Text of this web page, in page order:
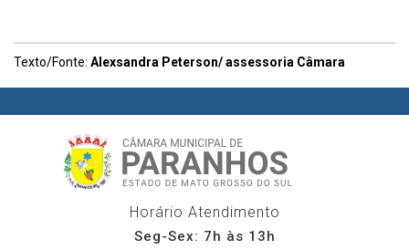
Texto/Fonte: Alexsandra Peterson/ assessoria Câmara
Horário Atendimento
Seg-Sex: 7h às 13h